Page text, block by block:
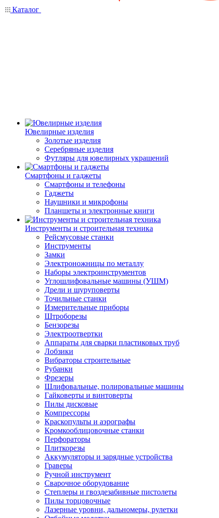
Каталог
Ювелирные изделия
Золотые изделия
Серебряные изделия
Футляры для ювелирных украшений
Смартфоны и гаджеты
Смартфоны и телефоны
Гаджеты
Наушники и микрофоны
Планшеты и электронные книги
Инструменты и строительная техника
Рейсмусовые станки
Инструменты
Замки
Электроножницы по металлу
Наборы электроинструментов
Углошлифовальные машины (УШМ)
Дрели и шуруповерты
Точильные станки
Измерительные приборы
Штроборезы
Бензорезы
Электроотвертки
Аппараты для сварки пластиковых труб
Лобзики
Вибраторы строительные
Рубанки
Фрезеры
Шлифовальные, полировальные машины
Гайковерты и винтоверты
Пилы дисковые
Компрессоры
Краскопульты и аэрографы
Кромкооблицовочные станки
Перфораторы
Плиткорезы
Аккумуляторы и зарядные устройства
Граверы
Ручной инструмент
Сварочное оборудование
Степлеры и гвоздезабивные пистолеты
Пилы торцовочные
Лазерные уровни, дальномеры, рулетки